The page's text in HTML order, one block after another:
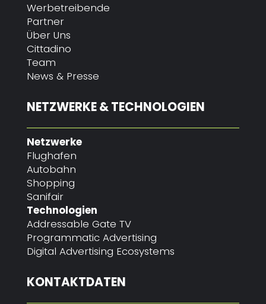
Werbetreibende
Partner
Über Uns
Cittadino
Team
News & Presse
NETZWERKE & TECHNOLOGIEN
Netzwerke
Flughafen
Autobahn
Shopping
Sanifair
Technologien
Addressable Gate TV
Programmatic Advertising
Digital Advertising Ecosystems
KONTAKTDATEN